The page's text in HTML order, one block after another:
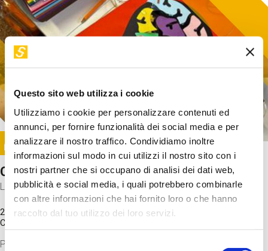
Questo sito web utilizza i cookie
Utilizziamo i cookie per personalizzare contenuti ed
annunci, per fornire funzionalità dei social media e per
analizzare il nostro traffico. Condividiamo inoltre
informazioni sul modo in cui utilizzi il nostro sito con i
nostri partner che si occupano di analisi dei dati web,
pubblicità e social media, i quali potrebbero combinarle
con altre informazioni che hai fornito loro o che hanno
raccolto dal tuo utilizzo dei loro servizi.
Selezione
Image
SUNDAY@STEP
Come funziona il cervello?
Laboratorio
20 Set 2026 / 11:15 - 13:00
Costo
Proveremo a costruire un cervello in cartoncino cercando di